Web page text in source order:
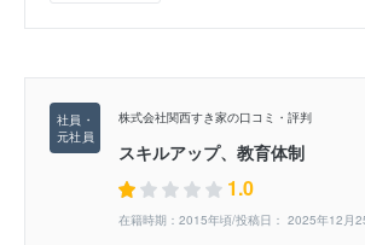
株式会社関西すき家の口コミ・評判
スキルアップ、教育体制
1.0
在籍時期：2015年頃/投稿日： 2025年12月